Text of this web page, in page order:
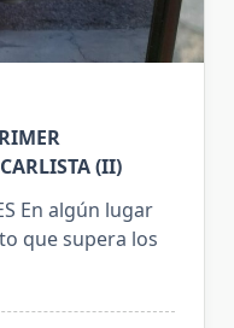
(II)
En algún lugar
que supera los